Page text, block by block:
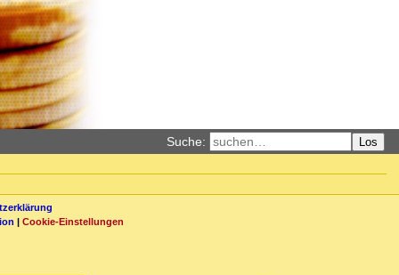
Suche: Los
| Cookie-Einstellungen